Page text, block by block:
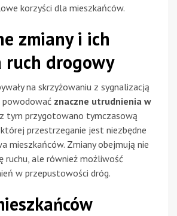
korzyści dla mieszkańców.
zmiany i ich
ruch drogowy
na skrzyżowaniu z sygnalizacją
powodować znaczne utrudnienia w
tym przygotowano tymczasową
przestrzeganie jest niezbędne
mieszkańców. Zmiany obejmują nie
ruchu, ale również możliwość
w przepustowości dróg.